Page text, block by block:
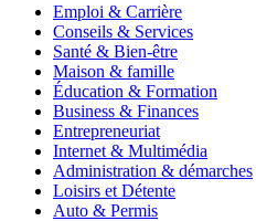
Emploi & Carrière
Conseils & Services
Santé & Bien-être
Maison & famille
Éducation & Formation
Business & Finances
Entrepreneuriat
Internet & Multimédia
Administration & démarches
Loisirs et Détente
Auto & Permis